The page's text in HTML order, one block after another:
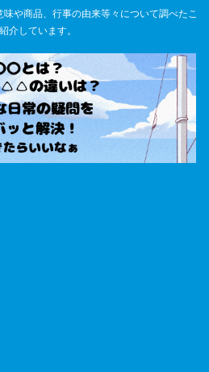
や商品、行事の由来等々について調べたこ
介しています。